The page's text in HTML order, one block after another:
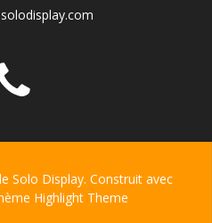
Solo Display. Construit avec
Highlight Theme